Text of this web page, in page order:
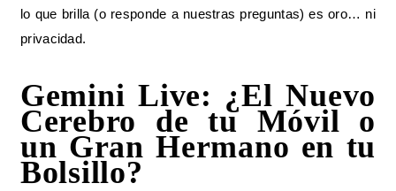
lo que brilla (o responde a nuestras preguntas) es oro… ni
privacidad.
Gemini Live: ¿El Nuevo
Cerebro de tu Móvil o
un Gran Hermano en tu
Bolsillo?